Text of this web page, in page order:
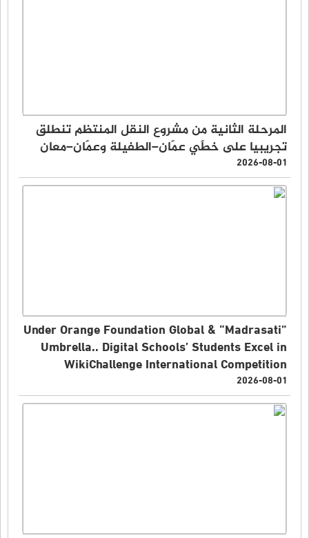
المرحلة الثانية من مشروع النقل المنتظم تنطلق
تجريبيا على خطّي عمّان–الطفيلة وعمّان–معان
2026-08-01
Under Orange Foundation Global & “Madrasati”
Umbrella.. Digital Schools’ Students Excel in
WikiChallenge International Competition
2026-08-01